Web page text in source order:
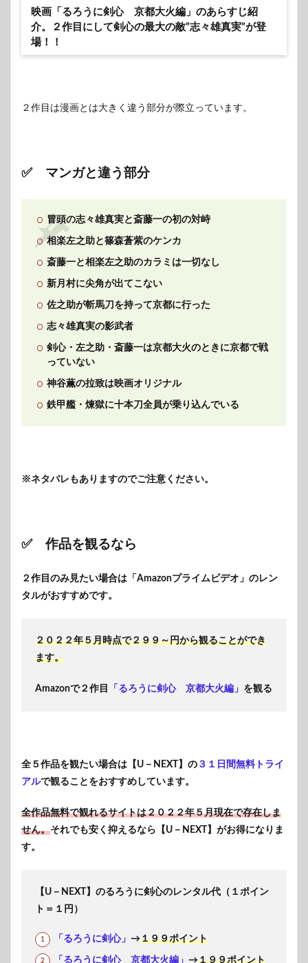
映画「るろうに剣心 京都大火編」のあらすじ紹
介。２作目にして剣心の最大の敵”志々雄真実”が登
場！！
２作目は漫画とは大きく違う部分が際立っています。
✅ マンガと違う部分
冒頭の志々雄真実と斎藤一の初の対峙
相楽左之助と篠森蒼紫のケンカ
斎藤一と相楽左之助のカラミは一切なし
新月村に尖角が出てこない
佐之助が斬馬刀を持って京都に行った
志々雄真実の影武者
剣心・左之助・斎藤一は京都大火のときに京都で戦
っていない
神谷薫の拉致は映画オリジナル
鉄甲艦・煉獄に十本刀全員が乗り込んでいる
※ネタバレもありますのでご注意ください。
✅ 作品を観るなら
２作目のみ見たい場合は「Amazonプライムビデオ」のレン
タルがおすすめです。
２０２２年５月時点で２９９～円から観ることができ
ます。
Amazonで２作目 「るろうに剣心 京都大火編」 を観る
全５作品を観たい場合は【U－NEXT】の ３１日間無料トライ
アルで観ることをおすすめしています。
全作品無料で観れるサイトは２０２２年５月現在で存在しま
せん。それでも安く抑えるなら【U－NEXT】がお得になりま
す。
【U－NEXT】のるろうに剣心のレンタル代（１ポイン
ト＝１円）
「るろうに剣心」 →１９９ポイント
「るろうに剣心 京都大火編」 →１９９ポイント